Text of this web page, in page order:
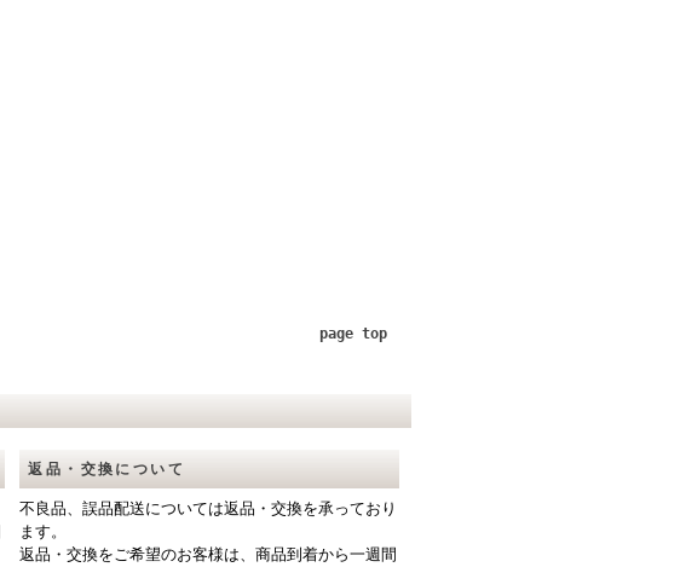
page top
返品・交換について
不良品、誤品配送については返品・交換を承っており
ます。
返品・交換をご希望のお客様は、商品到着から一週間